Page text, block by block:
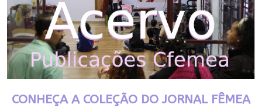
CONHEÇA A COLEÇÃO DO JORNAL FÊMEA